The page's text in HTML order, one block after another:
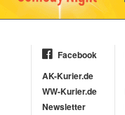
Facebook
AK-Kurier.de
WW-Kurier.de
Newsletter